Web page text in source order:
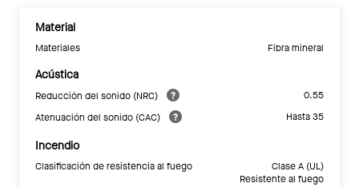
Material
Materiales Fibra mineral
Acústica
Reducción del sonido (NRC)
0.55
Atenuación del sonido (CAC)
Hasta 35
Incendio
Clasificación de resistencia al fuego
Clase A (UL)
Resistente al fuego